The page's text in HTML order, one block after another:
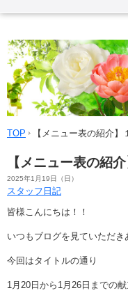
TOP 【メニュー表の紹介】
【メニュー表の紹
2025年1月19日（日）
スタッフ日記
皆様こんにちは！！
いつもブログを見ていただ
今回はタイトルの通り
1月20日から1月26日までの